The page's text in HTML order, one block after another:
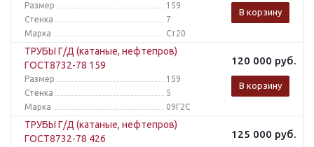
Размер
159
Стенка
7
Марка
Ст20
В корзину
ТРУБЫ Г/Д (катаные, нефтепров)
ГОСТ8732-78 159
Размер
159
Стенка
5
Марка
09Г2С
120 000 руб.
В корзину
ТРУБЫ Г/Д (катаные, нефтепров)
ГОСТ8732-78 426
125 000 руб.